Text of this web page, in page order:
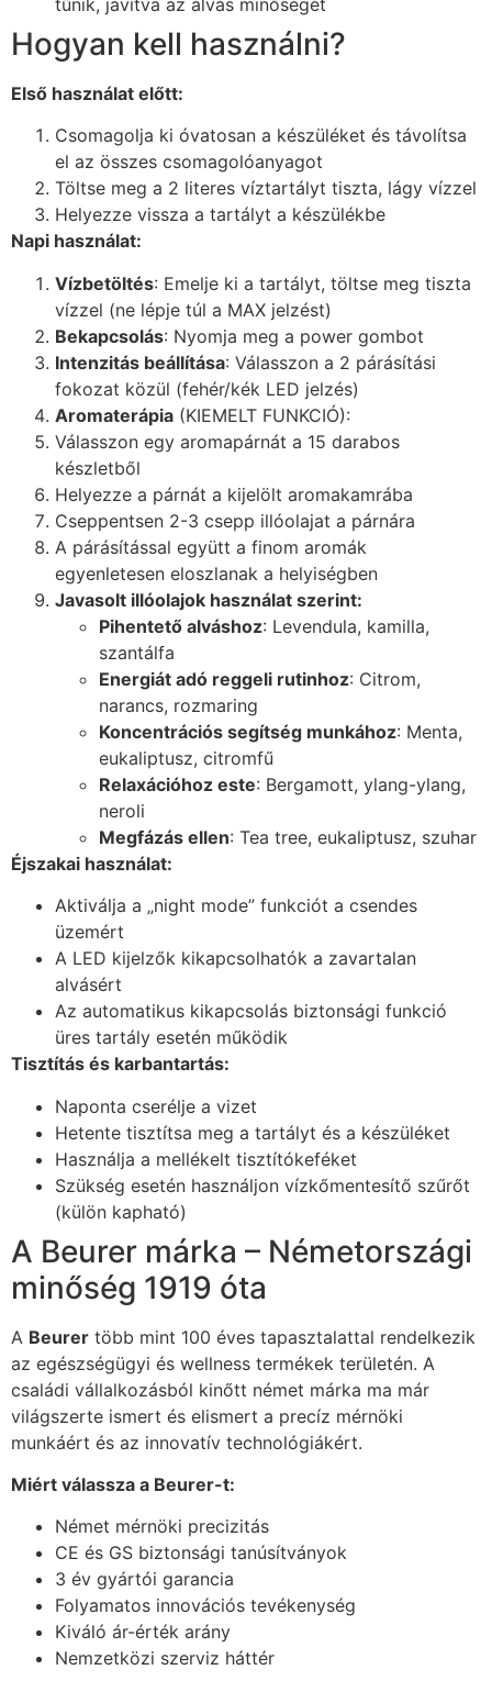
tűnik, javítva az alvás minőségét
Hogyan kell használni?
Első használat előtt:
Csomagolja ki óvatosan a készüléket és távolítsa
el az összes csomagolóanyagot
Töltse meg a 2 literes víztartályt tiszta, lágy vízzel
Helyezze vissza a tartályt a készülékbe
Napi használat:
Vízbetöltés: Emelje ki a tartályt, töltse meg tiszta
vízzel (ne lépje túl a MAX jelzést)
Bekapcsolás: Nyomja meg a power gombot
Intenzitás beállítása: Válasszon a 2 párásítási
fokozat közül (fehér/kék LED jelzés)
Aromaterápia (KIEMELT FUNKCIÓ):
Válasszon egy aromapárnát a 15 darabos
készletből
Helyezze a párnát a kijelölt aromakamrába
Cseppentsen 2-3 csepp illóolajat a párnára
A párásítással együtt a finom aromák
egyenletesen eloszlanak a helyiségben
Javasolt illóolajok használat szerint:
Pihentető alváshoz: Levendula, kamilla,
szantálfa
Energiát adó reggeli rutinhoz: Citrom,
narancs, rozmaring
Koncentrációs segítség munkához: Menta,
eukaliptusz, citromfű
Relaxációhoz este: Bergamott, ylang-ylang,
neroli
Megfázás ellen: Tea tree, eukaliptusz, szuhar
Éjszakai használat:
Aktiválja a „night mode” funkciót a csendes
üzemért
A LED kijelzők kikapcsolhatók a zavartalan
alvásért
Az automatikus kikapcsolás biztonsági funkció
üres tartály esetén működik
Tisztítás és karbantartás:
Naponta cserélje a vizet
Hetente tisztítsa meg a tartályt és a készüléket
Használja a mellékelt tisztítókeféket
Szükség esetén használjon vízkőmentesítő szűrőt
(külön kapható)
A Beurer márka – Németországi
minőség 1919 óta
A Beurer több mint 100 éves tapasztalattal rendelkezik
az egészségügyi és wellness termékek területén. A
családi vállalkozásból kinőtt német márka ma már
világszerte ismert és elismert a precíz mérnöki
munkáért és az innovatív technológiákért.
Miért válassza a Beurer-t:
Német mérnöki precizitás
CE és GS biztonsági tanúsítványok
3 év gyártói garancia
Folyamatos innovációs tevékenység
Kiváló ár-érték arány
Nemzetközi szerviz háttér